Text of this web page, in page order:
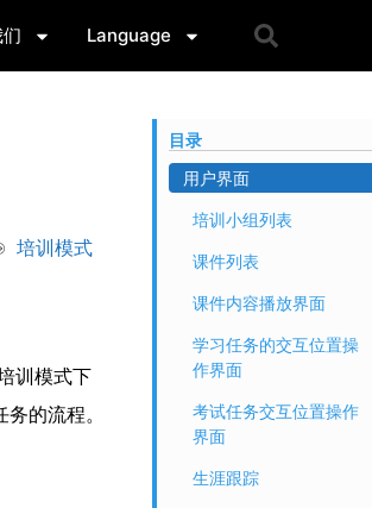
Language
培训模式
训模式下
的流程。
目录
用户界面
培训小组列表
课件列表
课件内容播放界面
学习任务的交互位置操
作界面
考试任务交互位置操作
界面
生涯跟踪